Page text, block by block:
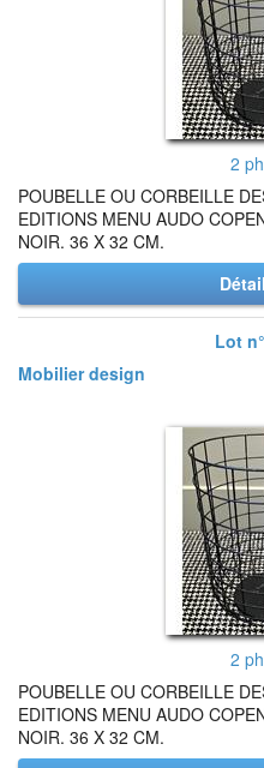
2
POUBELLE OU CORBEILLE
EDITIONS MENU AUDO
NOIR. 36 X 32 CM.
Lot
Mobilier design
2
POUBELLE OU CORBEILLE
EDITIONS MENU AUDO
NOIR. 36 X 32 CM.